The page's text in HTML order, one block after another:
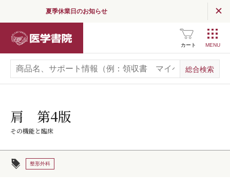
夏季休業日のお知らせ
カート
肩 第4版
その機能と臨床
整形外科